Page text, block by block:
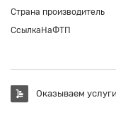
Страна производитель
СсылкаНаФТП
Оказываем